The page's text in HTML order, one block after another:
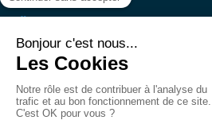
CARTON CHRISTOPHE
667 BOULEVARD BOIS MAURIN
83150 Bandol
Demander un devis